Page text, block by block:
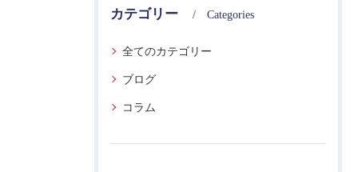
カテゴリー Categories
全てのカテゴリー
ブログ
コラム